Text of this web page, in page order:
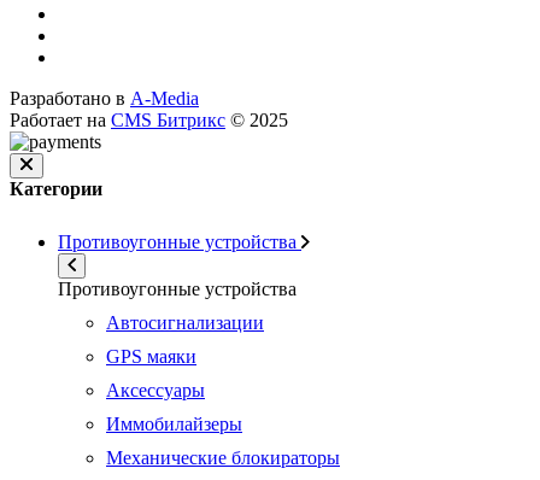
Разработано в A-Media
Работает на CMS Битрикс © 2025
Категории
Противоугонные устройства
Противоугонные устройства
Автосигнализации
GPS маяки
Аксессуары
Иммобилайзеры
Механические блокираторы